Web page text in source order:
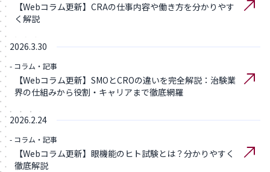
【Webコラム更新】CRAの仕事内容や働き方を分かりやす
く解説
2026.3.30
- コラム・記事
【Webコラム更新】SMOとCROの違いを完全解説：治験業
界の仕組みから役割・キャリアまで徹底網羅
2026.2.24
- コラム・記事
【Webコラム更新】眼機能のヒト試験とは？分かりやすく
徹底解説